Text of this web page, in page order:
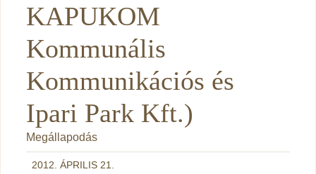
KAPUKOM
Kommunális
Kommunikációs és
Ipari Park Kft.)
Megállapodás
2012. ÁPRILIS 21.